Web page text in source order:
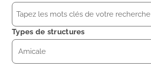
Types de structures